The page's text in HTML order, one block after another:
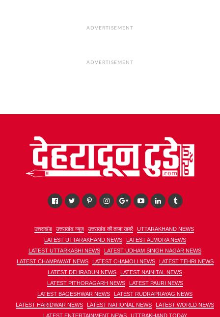
ADVERTISEMENT
ADVERTISEMENT
उत्तराखंड उत्तराखंड न्यूज़ उत्तराखंड की ताज़ा खबरें
UTTARAKHAND NEWS
LATEST UTTARAKHAND NEWS
LATEST ALMORA NEWS
LATEST UTTARKASHI NEWS
LATEST UDHAM SINGH NAGAR NEWS
LATEST CHAMPAWAT NEWS
LATEST CHAMOLI NEWS
LATEST TEHRI NEWS
LATEST DEHRADUN NEWS
LATEST NAINITAL NEWS
LATEST PITHORAGARH NEWS
LATEST PAURI NEWS
LATEST BAGESHWAR NEWS
LATEST RUDRAPRAYAG NEWS
LATEST HARIDWAR NEWS
LATEST NATIONAL NEWS
LATEST WORLD NEWS
LATEST ENTERTAINMENT NEWS
UTTRAKHAND TODAY